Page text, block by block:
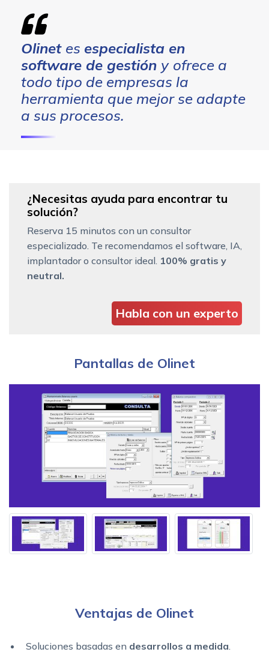
Olinet es especialista en
software de gestión y ofrece a
todo tipo de empresas la
herramienta que mejor se adapte
a sus procesos.
¿Necesitas ayuda para encontrar tu
solución?
Reserva 15 minutos con un consultor
especializado. Te recomendamos el software, IA,
implantador o consultor ideal. 100% gratis y
neutral.
Habla con un experto
Pantallas de Olinet
Ventajas de Olinet
Soluciones basadas en desarrollos a medida.